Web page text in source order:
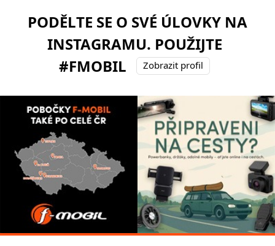
PODĚLTE SE O SVÉ ÚLOVKY NA
INSTAGRAMU. POUŽIJTE
#FMOBIL
Zobrazit profil